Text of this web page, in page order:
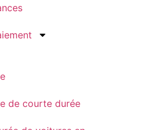
de courte durée